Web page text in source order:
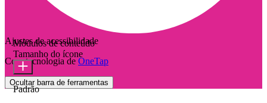
Ajustes de acessibilidade
Com tecnologia de OneTap
Ocultar barra de ferramentas
Módulos de conteúdo
Tamanho do ícone
Padrão